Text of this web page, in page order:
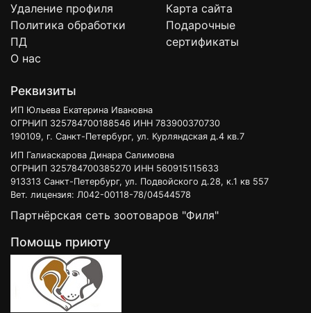
Удаление профиля
Политика обработки
ПД
О нас
Карта сайта
Подарочные
сертификаты
Реквизиты
ИП Юльева Екатерина Ивановна
ОГРНИП 325784700188546 ИНН 783900370730
190109, г. Санкт-Петербург, ул. Курляндская д.4 кв.7
ИП Галиаскарова Динара Салимовна
ОГРНИП 325784700385270 ИНН 560915115633
913313 Санкт-Петербург, ул. Подвойского д.28, к.1 кв 557
Вет. лицензия: Л042-00118-78/04544578
Партнёрская сеть зоотоваров "Филя"
Помощь приюту